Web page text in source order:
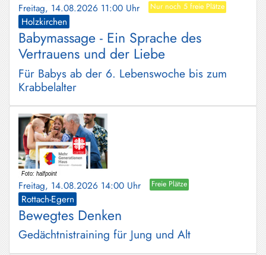
Freitag, 14.08.2026 11:00 Uhr Nur noch 5 freie Plätze
Holzkirchen
Babymassage - Ein Sprache des
Vertrauens und der Liebe
Für Babys ab der 6. Lebenswoche bis zum
Krabbelalter
Freitag, 14.08.2026 14:00 Uhr Freie Plätze
Rottach-Egern
Bewegtes Denken
Gedächtnistraining für Jung und Alt